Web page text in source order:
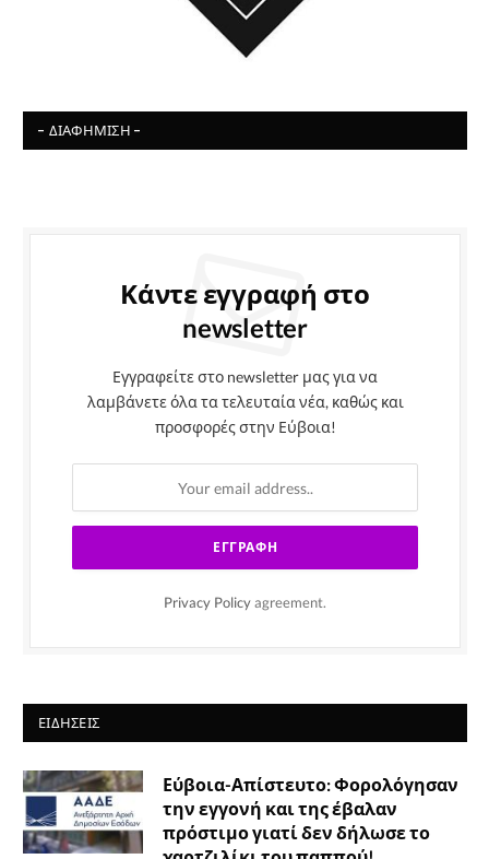
- ΔΙΑΦΉΜΙΣΗ -
Κάντε εγγραφή στο
newsletter
Εγγραφείτε στο newsletter μας για να
λαμβάνετε όλα τα τελευταία νέα, καθώς και
προσφορές στην Εύβοια!
Privacy Policy agreement.
ΕΙΔΉΣΕΙΣ
Εύβοια-Απίστευτο: Φορολόγησαν
την εγγονή και της έβαλαν
πρόστιμο γιατί δεν δήλωσε το